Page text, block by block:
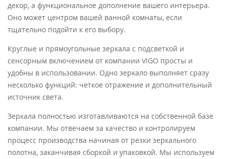
декор, а функциональное дополнение вашего интерьера.
Оно может центром вашей ванной комнаты, если
тщательно подойти к его выбору.
Круглые и прямоугольные зеркала с подсветкой и
сенсорным включением от компании VIGO просты и
удобны в использовании. Одно зеркало выполняет сразу
несколько функций: четкое отражение и дополнительный
источник света.
Зеркала полностью изготавливаются на собственной базе
компании. Мы отвечаем за качество и контролируем
процесс производства начиная от резки зеркального
полотна, заканчивая сборкой и упаковкой. Мы используем